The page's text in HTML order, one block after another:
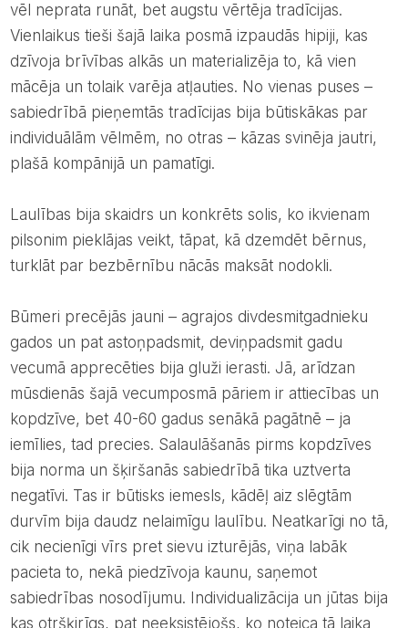
vēl neprata runāt, bet augstu vērtēja tradīcijas.
Vienlaikus tieši šajā laika posmā izpaudās hipiji, kas
dzīvoja brīvības alkās un materializēja to, kā vien
mācēja un tolaik varēja atļauties. No vienas puses –
sabiedrībā pieņemtās tradīcijas bija būtiskākas par
individuālām vēlmēm, no otras – kāzas svinēja jautri,
plašā kompānijā un pamatīgi.
Laulības bija skaidrs un konkrēts solis, ko ikvienam
pilsonim pieklājas veikt, tāpat, kā dzemdēt bērnus,
turklāt par bezbērnību nācās maksāt nodokli.
Būmeri precējās jauni – agrajos divdesmitgadnieku
gados un pat astoņpadsmit, deviņpadsmit gadu
vecumā apprecēties bija gluži ierasti. Jā, arīdzan
mūsdienās šajā vecumposmā pāriem ir attiecības un
kopdzīve, bet 40-60 gadus senākā pagātnē – ja
iemīlies, tad precies. Salaulāšanās pirms kopdzīves
bija norma un šķiršanās sabiedrībā tika uztverta
negatīvi. Tas ir būtisks iemesls, kādēļ aiz slēgtām
durvīm bija daudz nelaimīgu laulību. Neatkarīgi no tā,
cik necienīgi vīrs pret sievu izturējās, viņa labāk
pacieta to, nekā piedzīvoja kaunu, saņemot
sabiedrības nosodījumu. Individualizācija un jūtas bija
kas otršķirīgs, pat neeksistējošs, ko noteica tā laika